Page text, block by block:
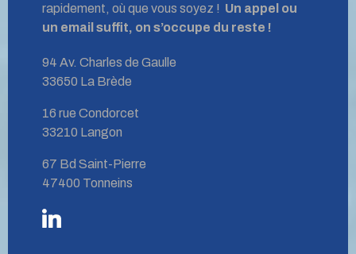
rapidement, où que vous soyez ! Un appel ou
un email suffit, on s’occupe du reste !
94 Av. Charles de Gaulle
33650 La Brède
16 rue Condorcet
33210 Langon
67 Bd Saint-Pierre
47400 Tonneins